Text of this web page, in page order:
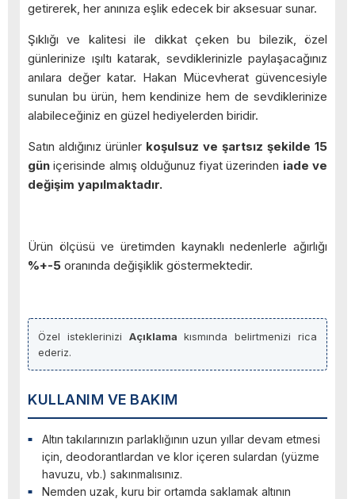
getirerek, her anınıza eşlik edecek bir aksesuar sunar.
Şıklığı ve kalitesi ile dikkat çeken bu bilezik, özel
günlerinize ışıltı katarak, sevdiklerinizle paylaşacağınız
anılara değer katar. Hakan Mücevherat güvencesiyle
sunulan bu ürün, hem kendinize hem de sevdiklerinize
alabileceğiniz en güzel hediyelerden biridir.
Satın aldığınız ürünler koşulsuz ve şartsız şekilde 15
gün içerisinde almış olduğunuz fiyat üzerinden iade ve
değişim yapılmaktadır.
Ürün ölçüsü ve üretimden kaynaklı nedenlerle ağırlığı
%+-5 oranında değişiklik göstermektedir.
Özel isteklerinizi Açıklama kısmında belirtmenizi rica
ederiz.
KULLANIM VE BAKIM
Altın takılarınızın parlaklığının uzun yıllar devam etmesi
için, deodorantlardan ve klor içeren sulardan (yüzme
havuzu, vb.) sakınmalısınız.
Nemden uzak, kuru bir ortamda saklamak altının